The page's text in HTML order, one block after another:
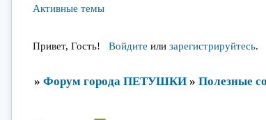
Активные темы
Привет, Гость! Войдите или зарегистрируйтесь.
» Форум города ПЕТУШКИ » Полезные